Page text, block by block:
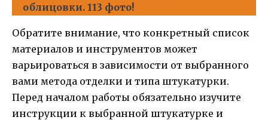
облицовки. 113 фото!
Обратите внимание, что конкретный список
материалов и инструментов может
варьироваться в зависимости от выбранного
вами метода отделки и типа штукатурки.
Перед началом работы обязательно изучите
инструкции к выбранной штукатурке и